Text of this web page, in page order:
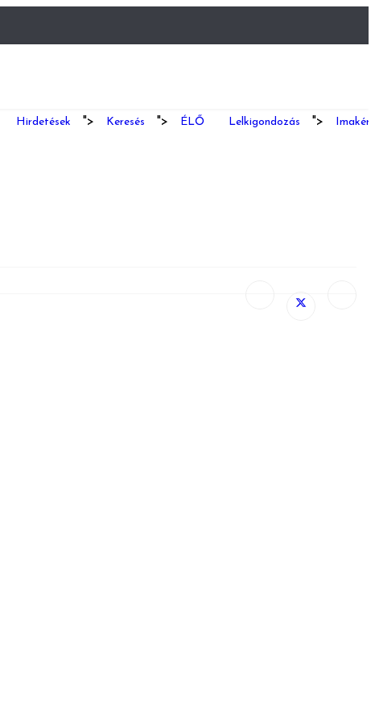
Hirdetések "> Keresés "> ÉLŐ Lelkigondozás ">